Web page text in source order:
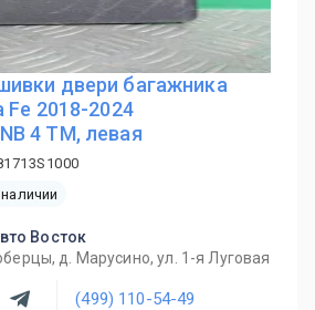
двери багажника
Fe 2018-2024
4 TM, левая
Восток
д. Марусино, ул. 1-я Луговая
(499) 110-54-49